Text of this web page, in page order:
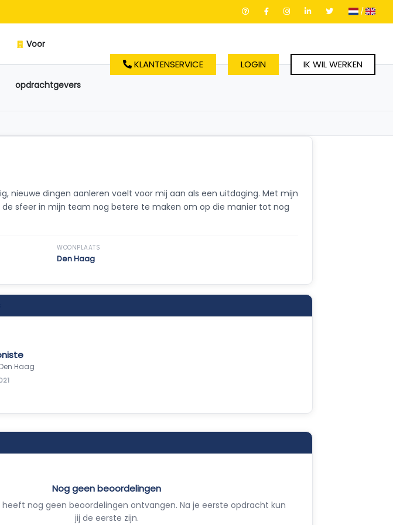
/
Voor
opdrachtgevers
KLANTENSERVICE LOGIN IK WIL WERKEN
nieuwe dingen aanleren voelt voor mij aan als een uitdaging. Met mijn
de sfeer in mijn team nog betere te maken om op die manier tot nog
WOONPLAATS
Den Haag
Haag
Nog geen beoordelingen
heeft nog geen beoordelingen ontvangen. Na je eerste opdracht kun
jij de eerste zijn.